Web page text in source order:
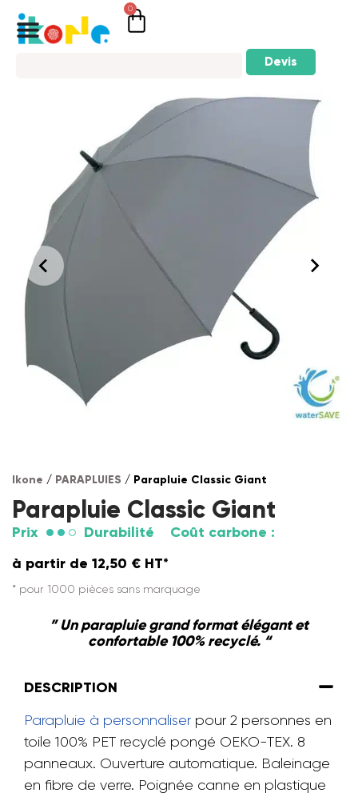
0
Devis
Ikone / PARAPLUIES / Parapluie Classic Giant
Parapluie Classic Giant
Prix Durabilité
Coût carbone :
à partir de 12,50 € HT*
* pour 1000 pièces sans marquage
” Un parapluie grand format élégant et
confortable 100% recyclé. “
DESCRIPTION
Parapluie à personnaliser pour 2 personnes en
toile 100% PET recyclé pongé OEKO-TEX. 8
panneaux. Ouverture automatique. Baleinage
en fibre de verre. Poignée canne en plastique